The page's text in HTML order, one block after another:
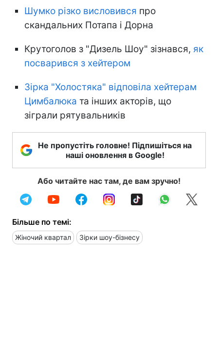
Шумко різко висловився про
скандальних Потапа і Дорна
Крутоголов з "Дизель Шоу" зізнався, як
посварився з хейтером
Зірка "Холостяка" відповіла хейтерам
Цимбалюка та інших акторів, що
зіграли рятувальників
Не пропустіть головне! Підпишіться на
наші оновлення в Google!
Або читайте нас там, де вам зручно!
Більше по темі:
Жіночий квартал Зірки шоу-бізнесу